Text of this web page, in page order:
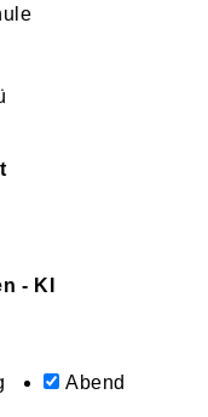
- KI
Abend